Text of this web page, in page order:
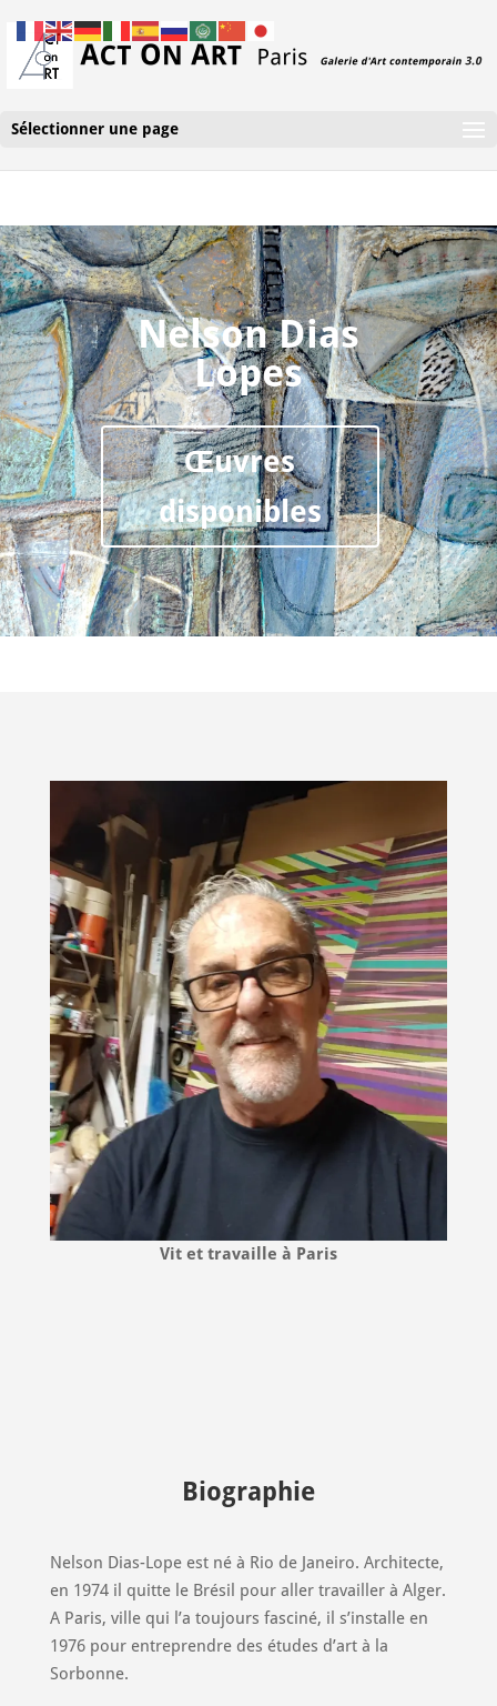
Sélectionner une page
Nelson Dias
Lopes
Œuvres
disponibles
Vit et travaille à Paris
Biographie
Nelson Dias-Lope est né à Rio de Janeiro. Architecte,
en 1974 il quitte le Brésil pour aller travailler à Alger.
A Paris, ville qui l’a toujours fasciné, il s’installe en
1976 pour entreprendre des études d’art à la
Sorbonne.